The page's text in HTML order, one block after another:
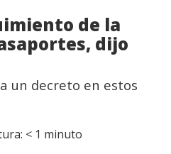
de la
dijo
un decreto en estos
< 1 minuto